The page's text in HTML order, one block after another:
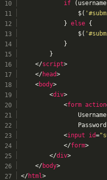
if
                $(
            }
else {
                $(
            }
        }
</script>
</head>
<body>
<div>
<form action
<input id=
</form>
</div>
</body>
</html>